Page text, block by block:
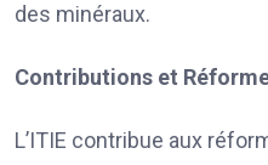
des minéraux.
Contributions et
L’ITIE contribue aux